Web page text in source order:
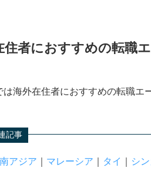
リクルートダイレクトスカウト
パソナグローバル
Samurai Job
住者におすすめの転職
は海外在住者におすすめの転職エ
記事
アジア マレーシア タイ シ